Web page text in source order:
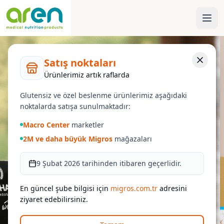
Satış noktaları
Ürünlerimiz artık raflarda
Glutensiz ve özel beslenme ürünlerimiz aşağıdaki
noktalarda satışa sunulmaktadır:
Macro Center marketler
2M ve daha büyük Migros mağazaları
9 Şubat 2026 tarihinden itibaren geçerlidir.
En güncel şube bilgisi için migros.com.tr adresini
ziyaret edebilirsiniz.